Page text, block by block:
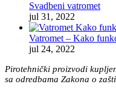
Svadbeni vatromet
jul 31, 2022
Vatromet – Kako
jul 24, 2022
Pirotehnički proizvodi
sa odredbama Zakona o